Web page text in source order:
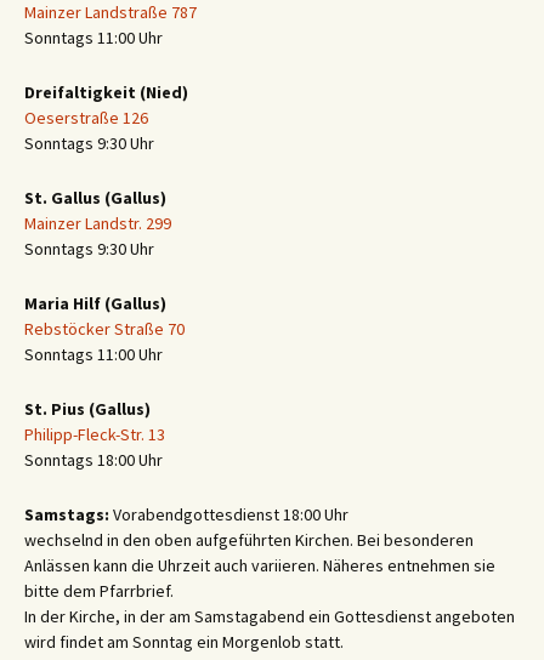
Mainzer Landstraße 787
Sonntags 11:00 Uhr
Dreifaltigkeit (Nied)
Oeserstraße 126
Sonntags 9:30 Uhr
St. Gallus (Gallus)
Mainzer Landstr. 299
Sonntags 9:30 Uhr
Maria Hilf (Gallus)
Rebstöcker Straße 70
Sonntags 11:00 Uhr
St. Pius (Gallus)
Philipp-Fleck-Str. 13
Sonntags 18:00 Uhr
Samstags: Vorabendgottesdienst 18:00 Uhr
wechselnd in den oben aufgeführten Kirchen. Bei besonderen
Anlässen kann die Uhrzeit auch variieren. Näheres entnehmen sie
bitte dem Pfarrbrief.
In der Kirche, in der am Samstagabend ein Gottesdienst angeboten
wird findet am Sonntag ein Morgenlob statt.